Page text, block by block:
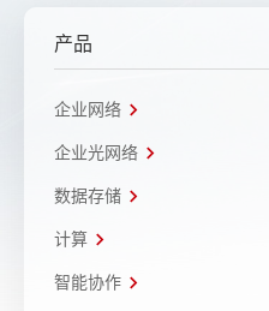
产品
企业网络
企业光网络
数据存储
计算
智能协作